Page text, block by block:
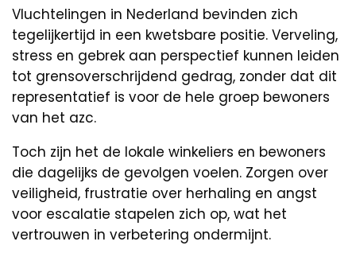
Vluchtelingen in Nederland bevinden zich
tegelijkertijd in een kwetsbare positie. Verveling,
stress en gebrek aan perspectief kunnen leiden
tot grensoverschrijdend gedrag, zonder dat dit
representatief is voor de hele groep bewoners
van het azc.
Toch zijn het de lokale winkeliers en bewoners
die dagelijks de gevolgen voelen. Zorgen over
veiligheid, frustratie over herhaling en angst
voor escalatie stapelen zich op, wat het
vertrouwen in verbetering ondermijnt.